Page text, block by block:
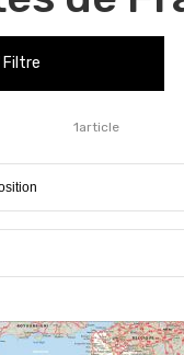
Filtre
1article